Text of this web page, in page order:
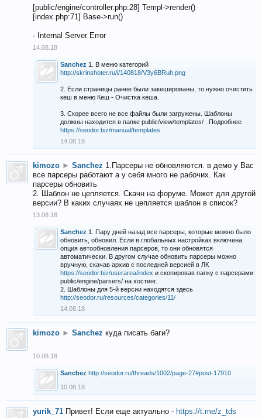
[public/engine/controller.php:28] Templ->render()
[index.php:71] Base->run()
- Internal Server Error
14.08.18
Sanchez 1. В меню категорий
http://skrinshoter.ru/i/140818/V3y6BRuh.png
2. Если страницы ранее были закешированы, то нужно очистить
кеш в меню Кеш - Очистка кеша.
3. Скорее всего не все файлы были загружены. Шаблоны
должны находится в папке public/view/templates/ . Подробнее
https://seodor.biz/manual/templates
14.08.18
kimozo ► Sanchez 1.Парсеры не обновляются. в демо у Вас
все парсеры работают а у себя много не рабочих. Как
парсеры обновить
2. Шаблон не цепляется. Скачн на форуме. Может для другой
версии? В каких случаях не цепляется шаблон в список?
13.08.18
Sanchez 1. Пару дней назад все парсеры, которые можно было
обновить, обновил. Если в глобальных настройках включена
опция автообновления парсеров, то они обновятся
автоматически. В другом случае обновить парсеры можно
вручную, скачав архив с последней версией в ЛК
https://seodor.biz/userarea/index и скопировав папку с парсерами
public/engine/parsers/ на хостинг.
2. Шаблоны для 5-й версии находятся здесь
http://seodor.ru/resources/categories/11/
14.08.18
kimozo ► Sanchez куда писать баги?
10.08.18
Sanchez http://seodor.ru/threads/1002/page-27#post-17910
10.08.18
yurik_71 Привет! Если еще актуально - https://t.me/z_tds